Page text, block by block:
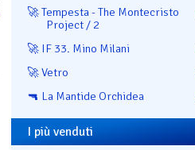
🚀 Tempesta - The Montecristo
Project / 2
🚀 IF 33. Mino Milani
🚀 Vetro
🔫 La Mantide Orchidea
I più venduti